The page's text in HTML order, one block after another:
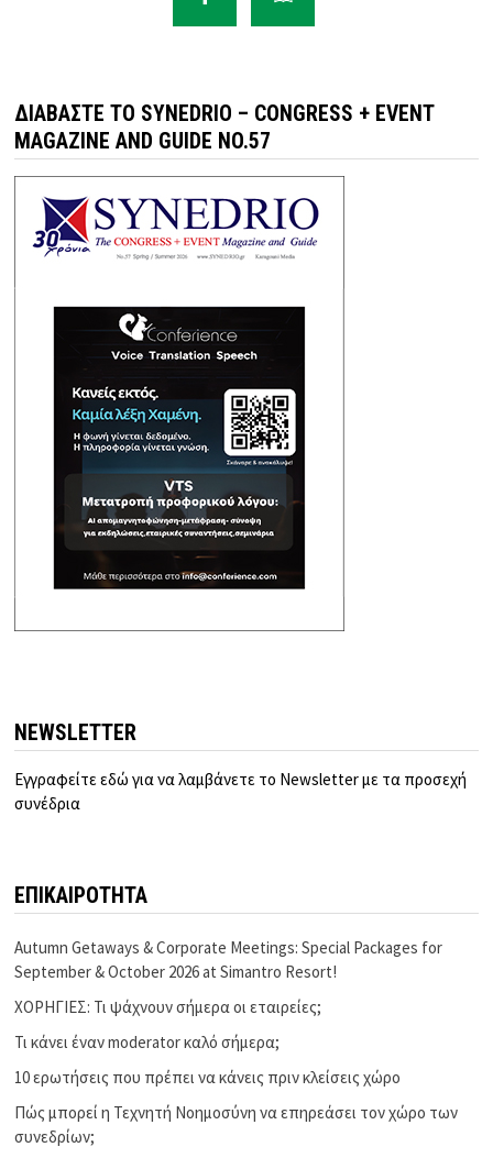
ΔΙΑΒΆΣΤΕ ΤΟ SYNEDRIO – CONGRESS + EVENT
MAGAZINE AND GUIDE NO.57
NEWSLETTER
Εγγραφείτε εδώ για να λαμβάνετε το Newsletter με τα προσεχή
συνέδρια
ΕΠΙΚΑΙΡΟΤΗΤΑ
Autumn Getaways & Corporate Meetings: Special Packages for
September & October 2026 at Simantro Resort!
ΧΟΡΗΓΙΕΣ: Τι ψάχνουν σήμερα οι εταιρείες;
Τι κάνει έναν moderator καλό σήμερα;
10 ερωτήσεις που πρέπει να κάνεις πριν κλείσεις χώρο
Πώς μπορεί η Τεχνητή Νοημοσύνη να επηρεάσει τον χώρο των
συνεδρίων;